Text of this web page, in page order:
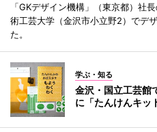
「GKデザイン機構」（東京都）社
術工芸大学（金沢市小立野2）でデ
た。
学ぶ・知る
金沢・国立工芸
に「たんけんキッ